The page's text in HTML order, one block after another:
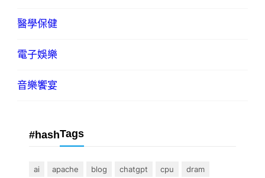
醫學保健
電子娛樂
音樂饗宴
#hashTags
ai apache blog chatgpt cpu
dram